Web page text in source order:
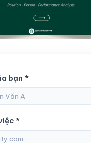
bạn *
*